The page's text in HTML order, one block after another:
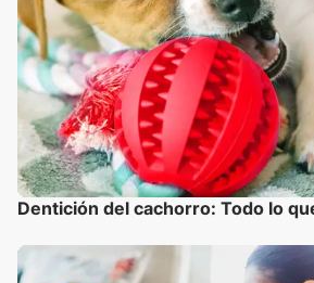
Dentición del cachorro: Todo lo